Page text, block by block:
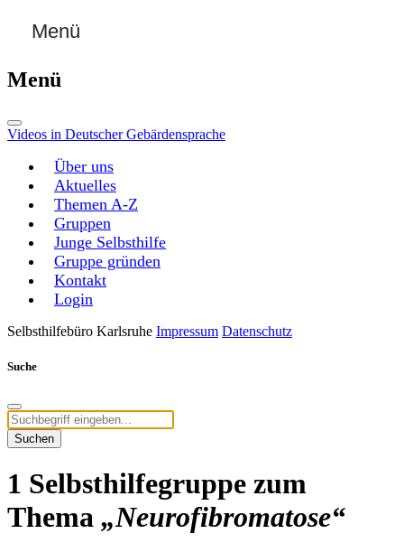
Menü
Menü
Videos in Deutscher Gebärdensprache
Über uns
Aktuelles
Themen A-Z
Gruppen
Junge Selbsthilfe
Gruppe gründen
Kontakt
Login
Selbsthilfebüro Karlsruhe Impressum Datenschutz
Suche
Suchen
1 Selbsthilfegruppe zum
Thema „Neurofibromatose“